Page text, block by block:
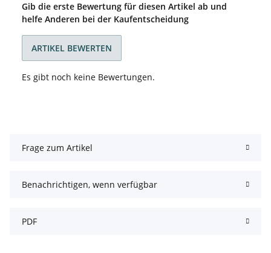
Gib die erste Bewertung für diesen Artikel ab und
helfe Anderen bei der Kaufentscheidung
ARTIKEL BEWERTEN
Es gibt noch keine Bewertungen.
Frage zum Artikel
Benachrichtigen, wenn verfügbar
PDF